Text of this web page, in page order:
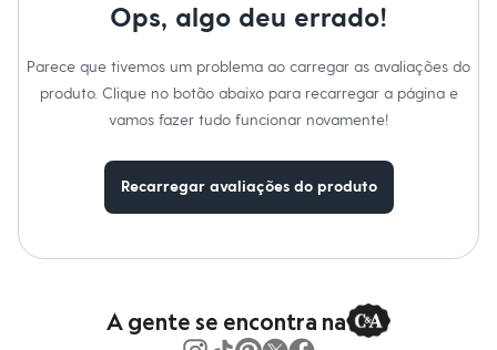
Bonés e Chapéus
Bijoux
Cintos
Óculos
Sapatilhas
Tênis
Clock House
Ops, algo deu errado!
Parece que tivemos um problema ao carregar as avaliações do
produto. Clique no botão abaixo para recarregar a página e
vamos fazer tudo funcionar novamente!
Recarregar avaliações do produto
A gente se encontra na